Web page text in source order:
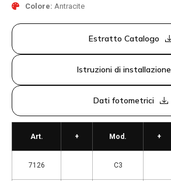
Colore: Antracite
Estratto Catalogo
Istruzioni di installazione
Dati fotometrici
Art. + Mod. +
7126 C3